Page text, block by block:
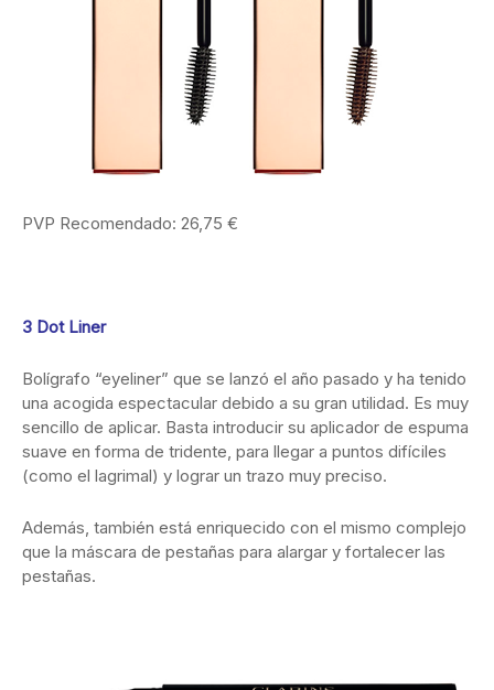
PVP Recomendado: 26,75 €
3 Dot Liner
Bolígrafo “eyeliner” que se lanzó el año pasado y ha tenido
una acogida espectacular debido a su gran utilidad. Es muy
sencillo de aplicar. Basta introducir su aplicador de espuma
suave en forma de tridente, para llegar a puntos difíciles
(como el lagrimal) y lograr un trazo muy preciso.
Además, también está enriquecido con el mismo complejo
que la máscara de pestañas para alargar y fortalecer las
pestañas.